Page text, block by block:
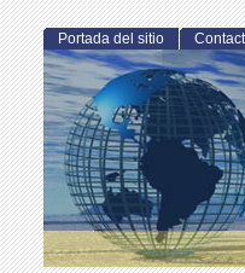
Portada del sitio